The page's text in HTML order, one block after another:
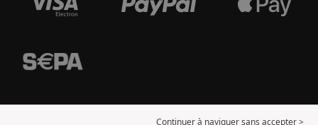
Continuer à naviguer sans accepter >